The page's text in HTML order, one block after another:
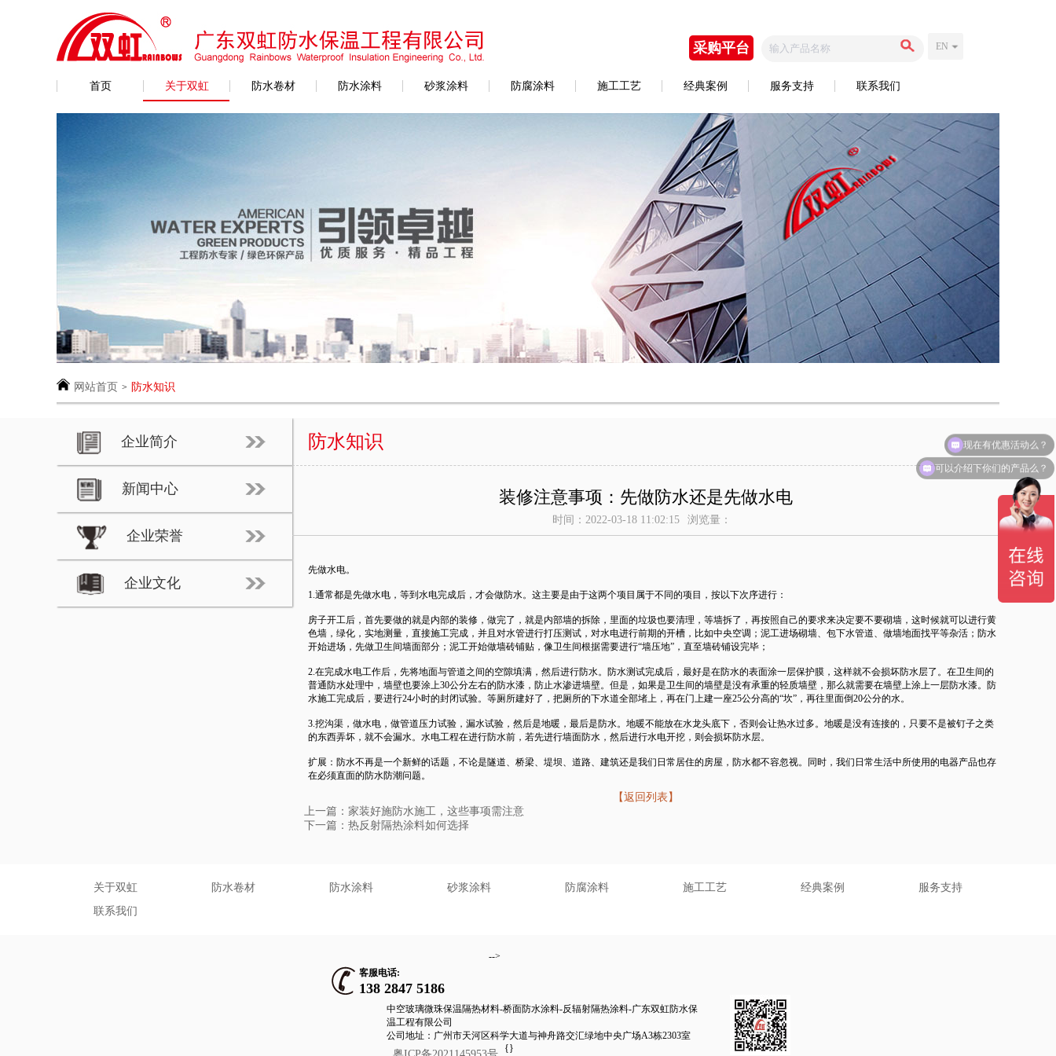
采购平台 EN
首页 关于双虹 防水卷材 防水涂料 砂浆涂料 防腐涂料 施工工艺 经典案例 服务支持 联系我们
网站首页 > 防水知识
企业简介
新闻中心
企业荣誉
企业文化
防水知识
装修注意事项：先做防水还是先做水电
时间：2022-03-18 11:02:15 浏览量：
先做水电。
1.通常都是先做水电，等到水电完成后，才会做防水。这主要是由于这两个项目属于不同的项目，按以下次序进行：
房子开工后，首先要做的就是内部的装修，做完了，就是内部墙的拆除，里面的垃圾也要清理，等墙拆了，再按照自己的要求来决定要不要砌墙，这时候就可以进行黄
色墙，绿化，实地测量，直接施工完成，并且对水管进行打压测试，对水电进行前期的开槽，比如中央空调；泥工进场砌墙、包下水管道、做墙地面找平等杂活；防水
开始进场，先做卫生间墙面部分；泥工开始做墙砖铺贴，像卫生间根据需要进行“墙压地”，直至墙砖铺设完毕；
2.在完成水电工作后，先将地面与管道之间的空隙填满，然后进行防水。防水测试完成后，最好是在防水的表面涂一层保护膜，这样就不会损坏防水层了。在卫生间的
普通防水处理中，墙壁也要涂上30公分左右的防水漆，防止水渗进墙壁。但是，如果是卫生间的墙壁是没有承重的轻质墙壁，那么就需要在墙壁上涂上一层防水漆。防
水施工完成后，要进行24小时的封闭试验。等厕所建好了，把厕所的下水道全部堵上，再在门上建一座25公分高的“坎”，再往里面倒20公分的水。
3.挖沟渠，做水电，做管道压力试验，漏水试验，然后是地暖，最后是防水。地暖不能放在水龙头底下，否则会让热水过多。地暖是没有连接的，只要不是被钉子之类
的东西弄坏，就不会漏水。水电工程在进行防水前，若先进行墙面防水，然后进行水电开挖，则会损坏防水层。
扩展：防水不再是一个新鲜的话题，不论是隧道、桥梁、堤坝、道路、建筑还是我们日常居住的房屋，防水都不容忽视。同时，我们日常生活中所使用的电器产品也存
在必须直面的防水防潮问题。
【返回列表】
上一篇： 家装好施防水施工，这些事项需注意
下一篇： 热反射隔热涂料如何选择
关于双虹 防水卷材 防水涂料 砂浆涂料 防腐涂料 施工工艺 经典案例
服务支持
联系我们
客服电话:
138 2847 5186
-->
中空玻璃微珠保温隔热材料-桥面防水涂料-反辐射隔热涂料-广东双虹防水保
温工程有限公司
公司地址：广州市天河区科学大道与神舟路交汇绿地中央广场A3栋2303室
{}
可以介绍下你们的产品么？